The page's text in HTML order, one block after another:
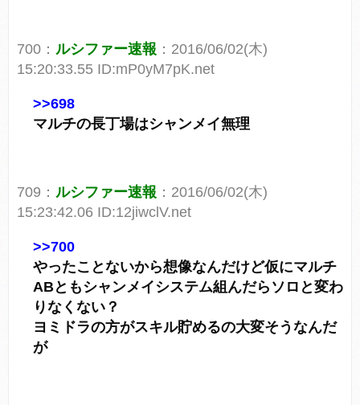
700： ルシファー速報 ：2016/06/02(木)
15:20:33.55 ID:mP0yM7pK.net
>>698
マルチの長丁場はシャンメイ無理
709： ルシファー速報 ：2016/06/02(木)
15:23:42.06 ID:12jiwclV.net
>>700
やったことないから想像なんだけど仮にマルチ
ABともシャンメイシステム組んだらソロと変わ
りなくない？
ヨミドラの方がスキル貯めるの大変そうなんだ
が